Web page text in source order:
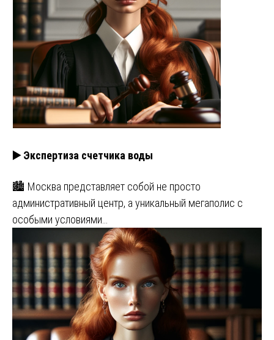
▶️ Экспертиза счетчика воды
🏙️ Москва представляет собой не просто
административный центр, а уникальный мегаполис с
особыми условиями…